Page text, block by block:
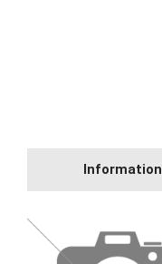
Information